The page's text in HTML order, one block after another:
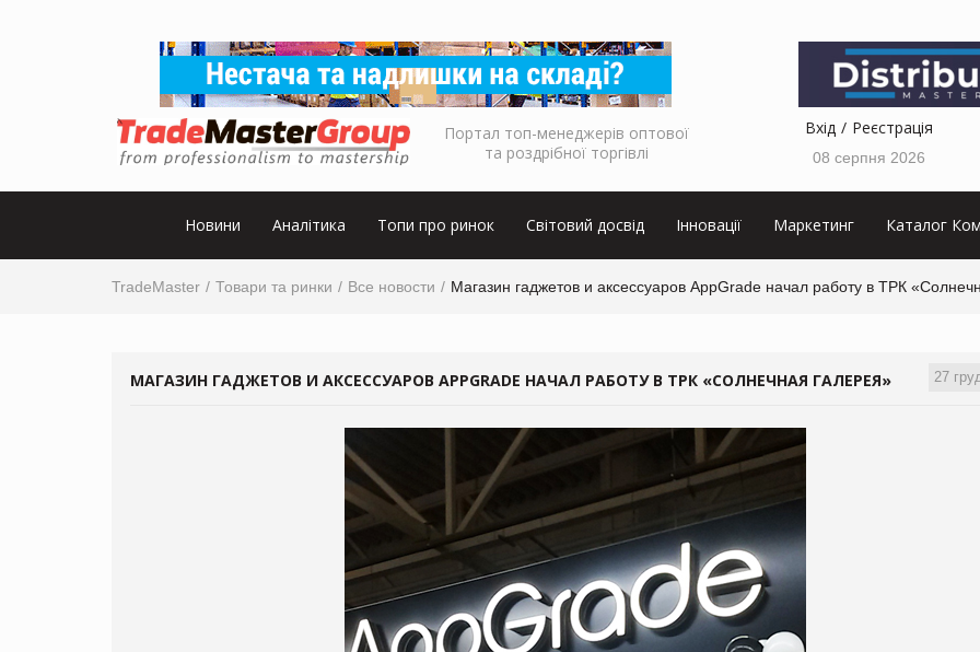
Портал топ-менеджерів оптової
та роздрібної торгівлі
Вхід Реєстрація
08 серпня 2026
Новини Аналітика Топи про ринок Світовий досвід Інновації Маркетинг Каталог
TradeMaster Товари та ринки Все новости Магазин гаджетов и аксессуаров AppGrade начал работу в ТРК
27
МАГАЗИН ГАДЖЕТОВ И АКСЕССУАРОВ APPGRADE НАЧАЛ РАБОТУ В ТРК «СОЛНЕЧНАЯ ГАЛЕРЕЯ»